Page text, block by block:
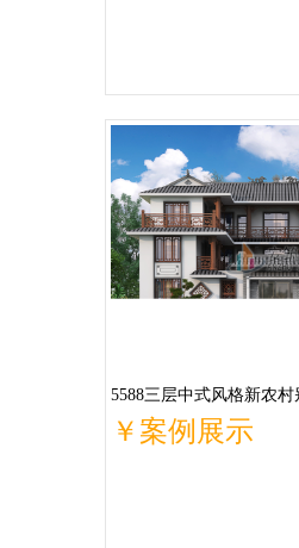
5588三层中式风格新农
￥案例展示